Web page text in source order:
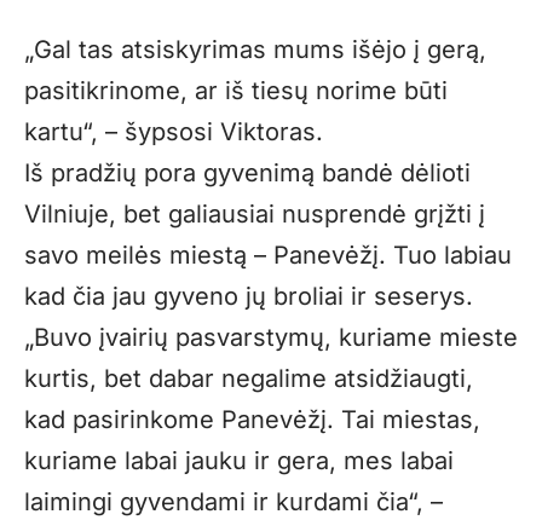
„Gal tas atsiskyrimas mums išėjo į gerą,
pasitikrinome, ar iš tiesų norime būti
kartu“, – šypsosi Viktoras.
Iš pradžių pora gyvenimą bandė dėlioti
Vilniuje, bet galiausiai nusprendė grįžti į
savo meilės miestą – Panevėžį. Tuo labiau
kad čia jau gyveno jų broliai ir seserys.
„Buvo įvairių pasvarstymų, kuriame mieste
kurtis, bet dabar negalime atsidžiaugti,
kad pasirinkome Panevėžį. Tai miestas,
kuriame labai jauku ir gera, mes labai
laimingi gyvendami ir kurdami čia“, –